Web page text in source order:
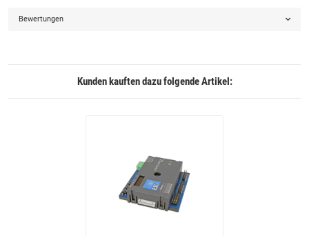
Bewertungen
Kunden kauften dazu folgende Artikel: